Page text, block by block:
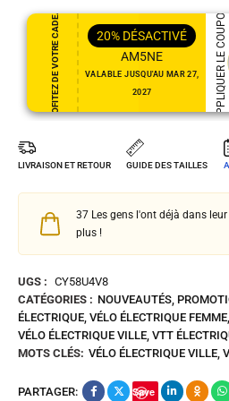
PROFITEZ DE VOTRE CADEAU 20% DÉSACTIVÉ
AM5NE
VALABLE JUSQU'AU MAR 27,
2027
APPLIQUER LE COUPON
LIVRAISON ET RETOUR GUIDE DES TAILLES
37 Les gens l'ont déjà dans
plus !
UGS : CY58U4V8
CATÉGORIES : NOUVEAUTÉS
ÉLECTRIQUE VÉLO ÉLECTRIQUE FEMME
VÉLO ÉLECTRIQUE VILLE VTT
MOTS CLÉS: VÉLO ÉLECTRIQUE VILLE
PARTAGER: Save